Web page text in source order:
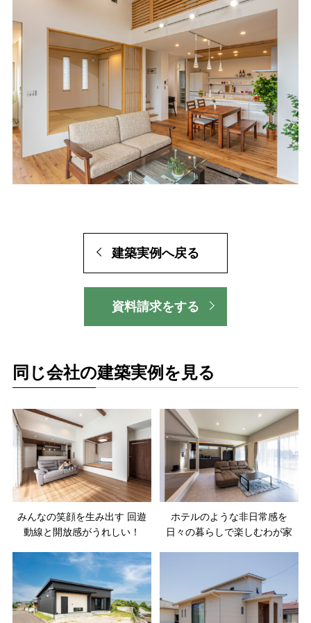
建築実例へ戻る
資料請求をする
同じ会社の建築実例を見る
みんなの笑顔を生み出す 回遊
動線と開放感がうれしい！
ホテルのような非日常感を
日々の暮らしで楽しむわが家